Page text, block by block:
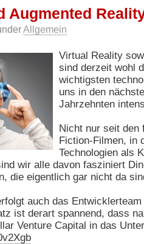
Augmented
Allgemein
Virtual Reality
sind derzeit wohl
wichtigsten
uns in den
Jahrzehnten
Nicht nur seit den
Fiction-Filmen, in
Technologien als
wir alle davon fasziniert
die eigentlich gar nicht da
auch das
ist derart spannend, dass
Venture Capital in das